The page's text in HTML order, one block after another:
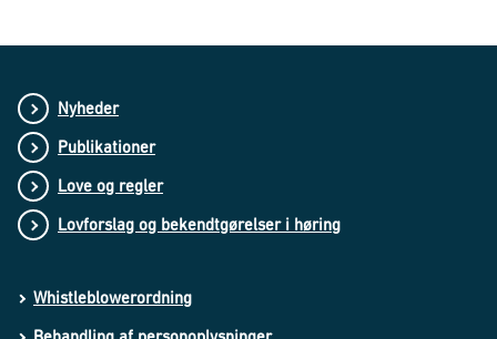
Nyheder
Publikationer
Love og regler
Lovforslag og bekendtgørelser i høring
Whistleblowerordning